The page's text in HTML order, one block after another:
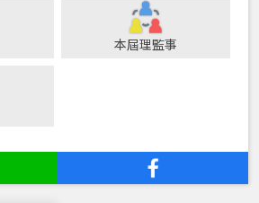
本屆理監事